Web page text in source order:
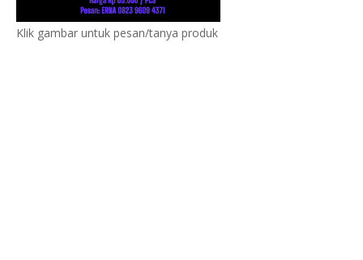
Klik gambar untuk pesan/tanya produk